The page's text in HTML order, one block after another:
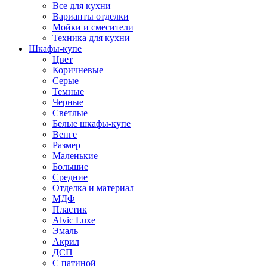
Все для кухни
Варианты отделки
Мойки и смесители
Техника для кухни
Шкафы-купе
Цвет
Коричневые
Серые
Темные
Черные
Светлые
Белые шкафы-купе
Венге
Размер
Маленькие
Большие
Средние
Отделка и материал
МДФ
Пластик
Alvic Luxe
Эмаль
Акрил
ДСП
С патиной